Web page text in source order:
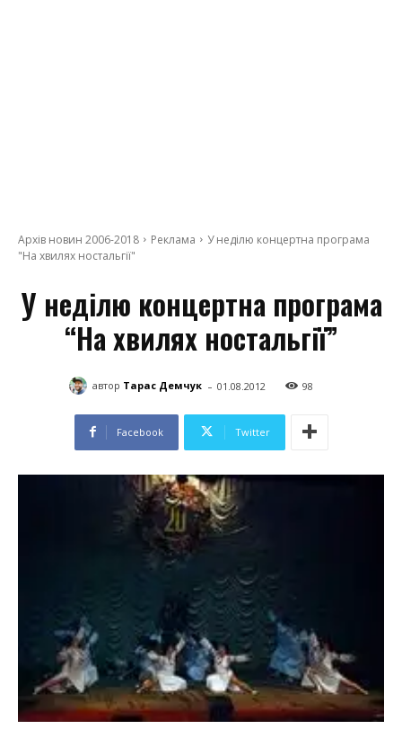
Архів новин 2006-2018 Реклама
У неділю концертна програма
"На хвилях ностальгії"
У неділю концертна програма
“На хвилях ностальгії”
автор Тарас Демчук - 01.08.2012 98
Facebook Twitter